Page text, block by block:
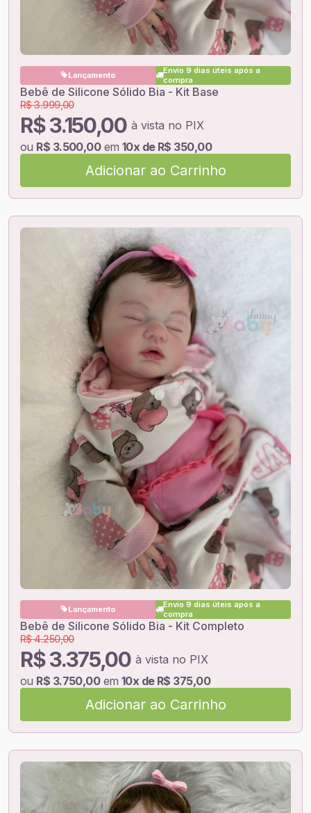
Lançamento
Envio 9 dias úteis após a
compra
Bebê de Silicone Sólido Bia - Kit Base
R$ 3.150,00 à vista no PIX
R$ 3.999,00
ou R$ 3.500,00em 10x de R$ 350,00
Adicionar ao Carrinho
Lançamento
Envio 9 dias úteis após a
compra
Bebê de Silicone Sólido Bia - Kit Completo
R$ 3.375,00 à vista no PIX
R$ 4.250,00
ou R$ 3.750,00em 10x de R$ 375,00
Adicionar ao Carrinho